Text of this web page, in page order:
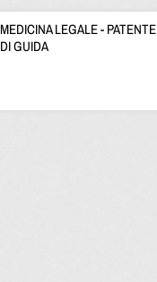
MEDICINA LEGALE - PATENTE
DI GUIDA